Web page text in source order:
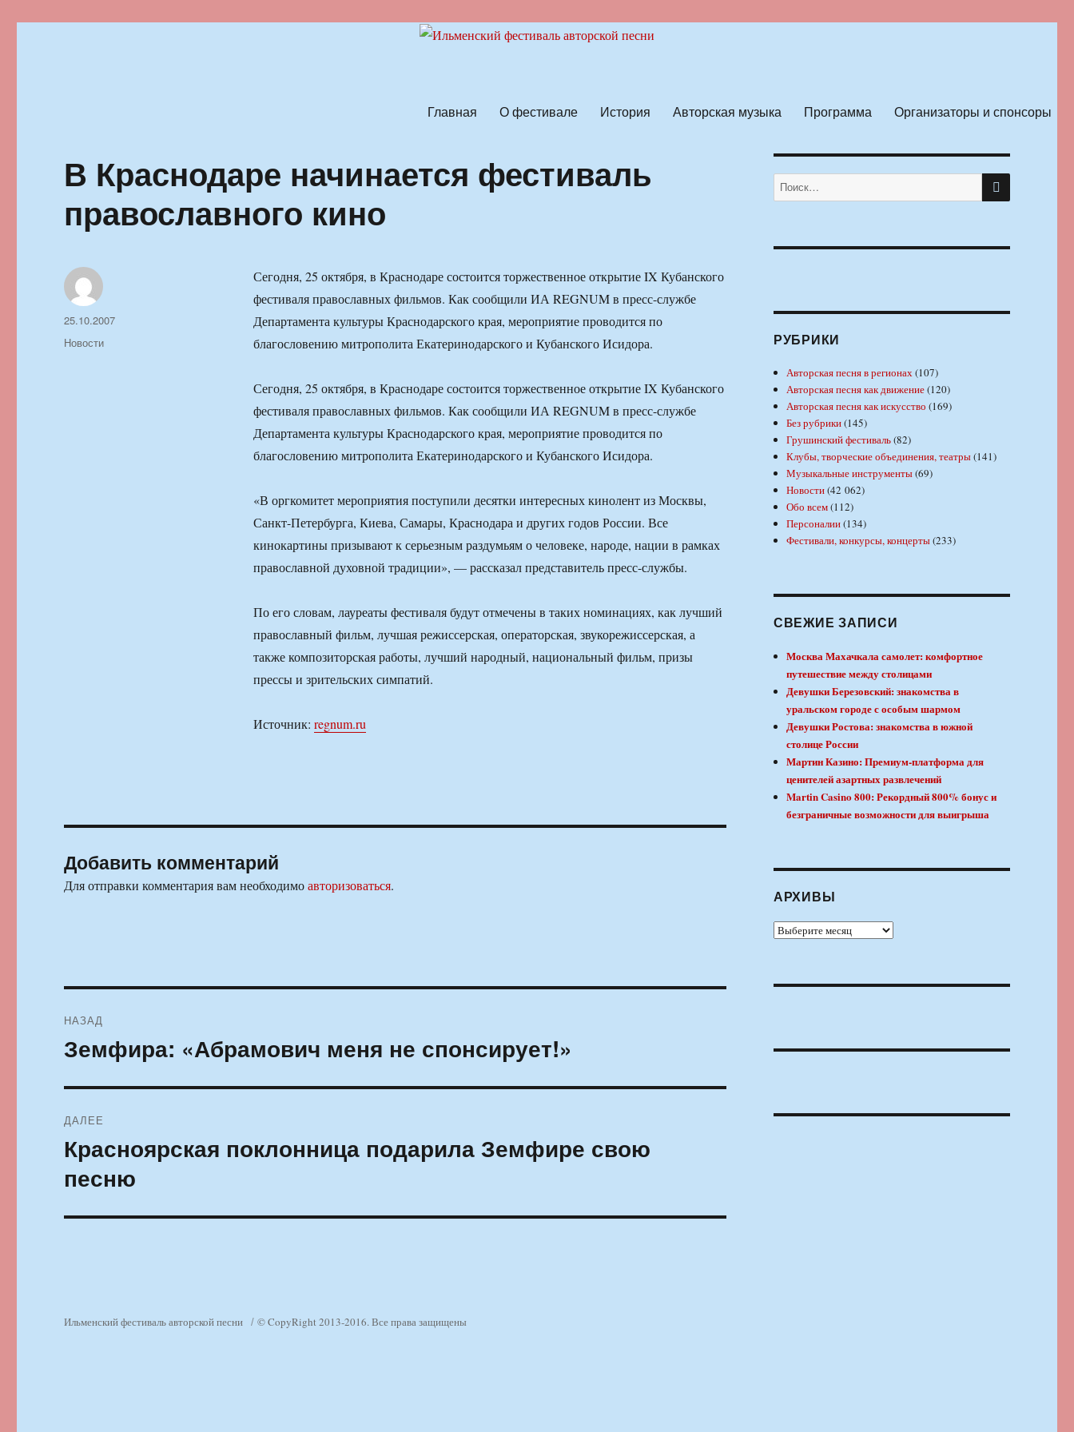
Главная О фестивале История Авторская музыка Программа Организаторы и спонсоры
В Краснодаре начинается фестиваль
православного кино
Сегодня, 25 октября, в Краснодаре состоится торжественное открытие IX Кубанского
фестиваля православных фильмов. Как сообщили ИА REGNUM в пресс-службе
Департамента культуры Краснодарского края, мероприятие проводится по
благословению митрополита Екатеринодарского и Кубанского Исидора.
Сегодня, 25 октября, в Краснодаре состоится торжественное открытие IX Кубанского
фестиваля православных фильмов. Как сообщили ИА REGNUM в пресс-службе
Департамента культуры Краснодарского края, мероприятие проводится по
благословению митрополита Екатеринодарского и Кубанского Исидора.
«В оргкомитет мероприятия поступили десятки интересных кинолент из Москвы,
Санкт-Петербурга, Киева, Самары, Краснодара и других годов России. Все
кинокартины призывают к серьезным раздумьям о человеке, народе, нации в рамках
православной духовной традиции», — рассказал представитель пресс-службы.
По его словам, лауреаты фестиваля будут отмечены в таких номинациях, как лучший
православный фильм, лучшая режиссерская, операторская, звукорежиссерская, а
также композиторская работы, лучший народный, национальный фильм, призы
прессы и зрительских симпатий.
Источник: regnum.ru
Автор
Опубликовано
25.10.2007
Рубрики
Новости
Добавить комментарий
Для отправки комментария вам необходимоавторизоваться.
по
НАЗАД
Предыдущая
Земфира: «Абрамович меня не спонсирует!»
ДАЛЕЕ
Следующая
запись:
Красноярская поклонница подарила Земфире свою
песню
Искать: ПОИСК
РУБРИКИ
Авторская песня в регионах(107)
Авторская песня как движение(120)
Авторская песня как искусство (169)
Без рубрики(145)
Грушинский фестиваль(82)
Клубы, творческие объединения, театры(141)
Музыкальные инструменты(69)
Новости(42 062)
Обо всем(112)
Персоналии(134)
Фестивали, конкурсы, концерты(233)
СВЕЖИЕ ЗАПИСИ
Москва Махачкала самолет: комфортное
путешествие между столицами
Девушки Березовский: знакомства в
уральском городе с особым шармом
Девушки Ростова: знакомства в южной
столице России
Мартин Казино: Премиум-платформа для
ценителей азартных развлечений
Martin Casino 800: Рекордный 800% бонус и
безграничные возможности для выигрыша
АРХИВЫ
Архивы
Ильменский фестиваль авторской песни © CopyRight 2013-2016. Все права защищены